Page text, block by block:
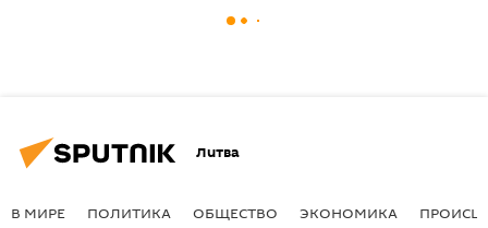
Литва
В МИРЕ ПОЛИТИКА ОБЩЕСТВО ЭКОНОМИКА